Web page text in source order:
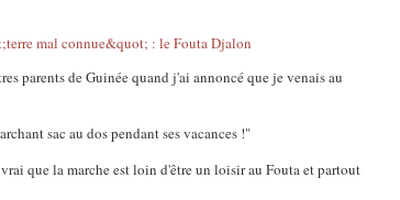
parents de Guinée quand j'ai annoncé que je venais au
sac au dos pendant ses vacances !"
que la marche est loin d'être un loisir au Fouta et partout